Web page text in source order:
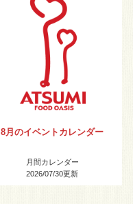
8月のイベントカレンダー
月間カレンダー
2026/07/30更新